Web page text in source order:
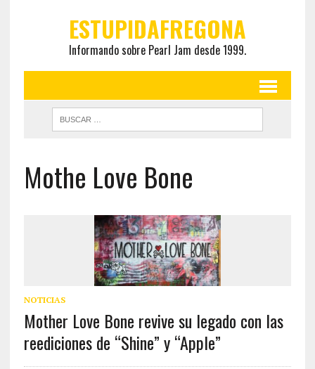
ESTUPIDAFREGONA
Informando sobre Pearl Jam desde 1999.
Mothe Love Bone
NOTICIAS
Mother Love Bone revive su legado con las
reediciones de “Shine” y “Apple”